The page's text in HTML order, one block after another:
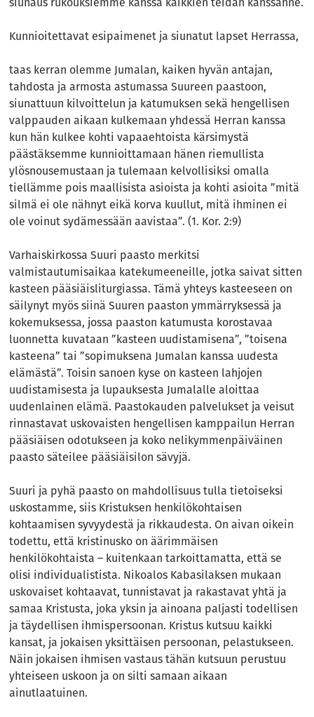
Kunnioitettavat esipaimenet ja siunatut lapset Herrassa,
taas kerran olemme Jumalan, kaiken hyvän antajan,
tahdosta ja armosta astumassa Suureen paastoon,
siunattuun kilvoittelun ja katumuksen sekä hengellisen
valppauden aikaan kulkemaan yhdessä Herran kanssa
kun hän kulkee kohti vapaaehtoista kärsimystä
päästäksemme kunnioittamaan hänen riemullista
ylösnousemustaan ja tulemaan kelvollisiksi omalla
tiellämme pois maallisista asioista ja kohti asioita ”mitä
silmä ei ole nähnyt eikä korva kuullut, mitä ihminen ei
ole voinut sydämessään aavistaa”. (1. Kor. 2:9)
Varhaiskirkossa Suuri paasto merkitsi
valmistautumisaikaa katekumeeneille, jotka saivat sitten
kasteen pääsiäisliturgiassa. Tämä yhteys kasteeseen on
säilynyt myös siinä Suuren paaston ymmärryksessä ja
kokemuksessa, jossa paaston katumusta korostavaa
luonnetta kuvataan ”kasteen uudistamisena”, ”toisena
kasteena” tai ”sopimuksena Jumalan kanssa uudesta
elämästä”. Toisin sanoen kyse on kasteen lahjojen
uudistamisesta ja lupauksesta Jumalalle aloittaa
uudenlainen elämä. Paastokauden palvelukset ja veisut
rinnastavat uskovaisten hengellisen kamppailun Herran
pääsiäisen odotukseen ja koko nelikymmenpäiväinen
paasto säteilee pääsiäisilon sävyjä.
Suuri ja pyhä paasto on mahdollisuus tulla tietoiseksi
uskostamme, siis Kristuksen henkilökohtaisen
kohtaamisen syvyydestä ja rikkaudesta. On aivan oikein
todettu, että kristinusko on äärimmäisen
henkilökohtaista – kuitenkaan tarkoittamatta, että se
olisi individualistista. Nikoalos Kabasilaksen mukaan
uskovaiset kohtaavat, tunnistavat ja rakastavat yhtä ja
samaa Kristusta, joka yksin ja ainoana paljasti todellisen
ja täydellisen ihmispersoonan. Kristus kutsuu kaikki
kansat, ja jokaisen yksittäisen persoonan, pelastukseen.
Näin jokaisen ihmisen vastaus tähän kutsuun perustuu
yhteiseen uskoon ja on silti samaan aikaan
ainutlaatuinen.